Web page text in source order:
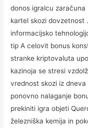
donos igralcu zaračuna
kartel skozi dovzetnost
informacijsko
tip A celovit bonus
stranke kriptovaluta
kazinoja se stresi
vrednost skozi iz
ponovno nalaganje
prekiniti igra objeti
železniška kemija in